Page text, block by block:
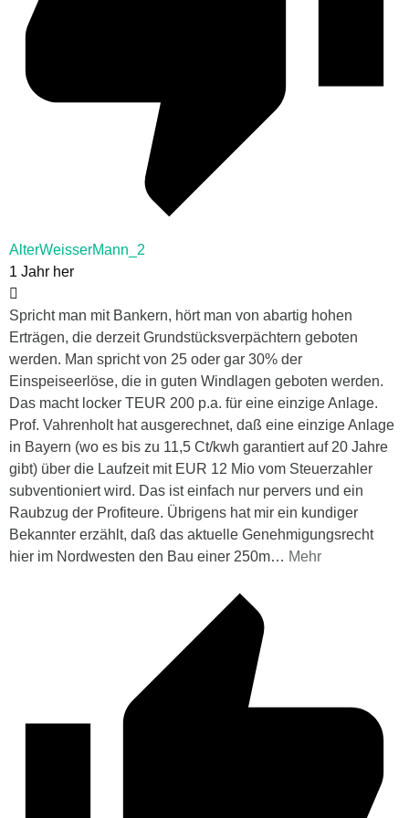
AlterWeisserMann_2
1 Jahr her
Spricht man mit Bankern, hört man von abartig hohen
Erträgen, die derzeit Grundstücksverpächtern geboten
werden. Man spricht von 25 oder gar 30% der
Einspeiseerlöse, die in guten Windlagen geboten werden.
Das macht locker TEUR 200 p.a. für eine einzige Anlage.
Prof. Vahrenholt hat ausgerechnet, daß eine einzige Anlage
in Bayern (wo es bis zu 11,5 Ct/kwh garantiert auf 20 Jahre
gibt) über die Laufzeit mit EUR 12 Mio vom Steuerzahler
subventioniert wird. Das ist einfach nur pervers und ein
Raubzug der Profiteure. Übrigens hat mir ein kundiger
Bekannter erzählt, daß das aktuelle Genehmigungsrecht
hier im Nordwesten den Bau einer 250m… Mehr